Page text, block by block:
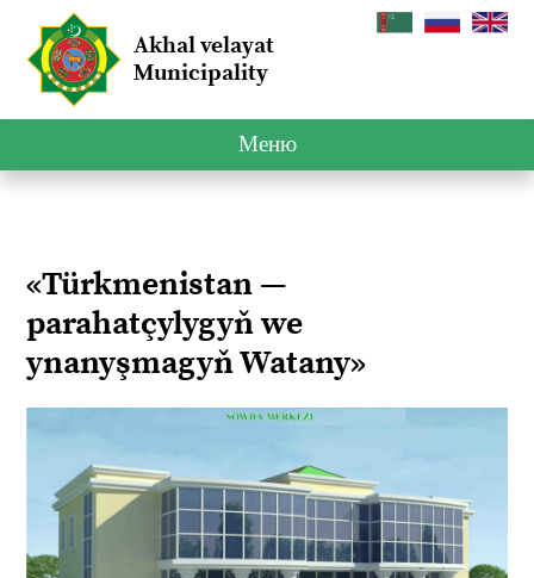
Akhal velayat
Municipality
Меню
«Türkmenistan —
parahatçylygyň we
ynanyşmagyň Watany»